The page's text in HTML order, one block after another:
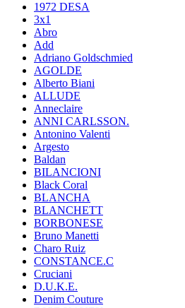
1972 DESA
3x1
Abro
Add
Adriano Goldschmied
AGOLDE
Alberto Biani
ALLUDE
Anneclaire
ANNI CARLSSON.
Antonino Valenti
Argesto
Baldan
BILANCIONI
Black Coral
BLANCHA
BLANCHETT
BORBONESE
Bruno Manetti
Charo Ruiz
CONSTANCE.C
Cruciani
D.U.K.E.
Denim Couture